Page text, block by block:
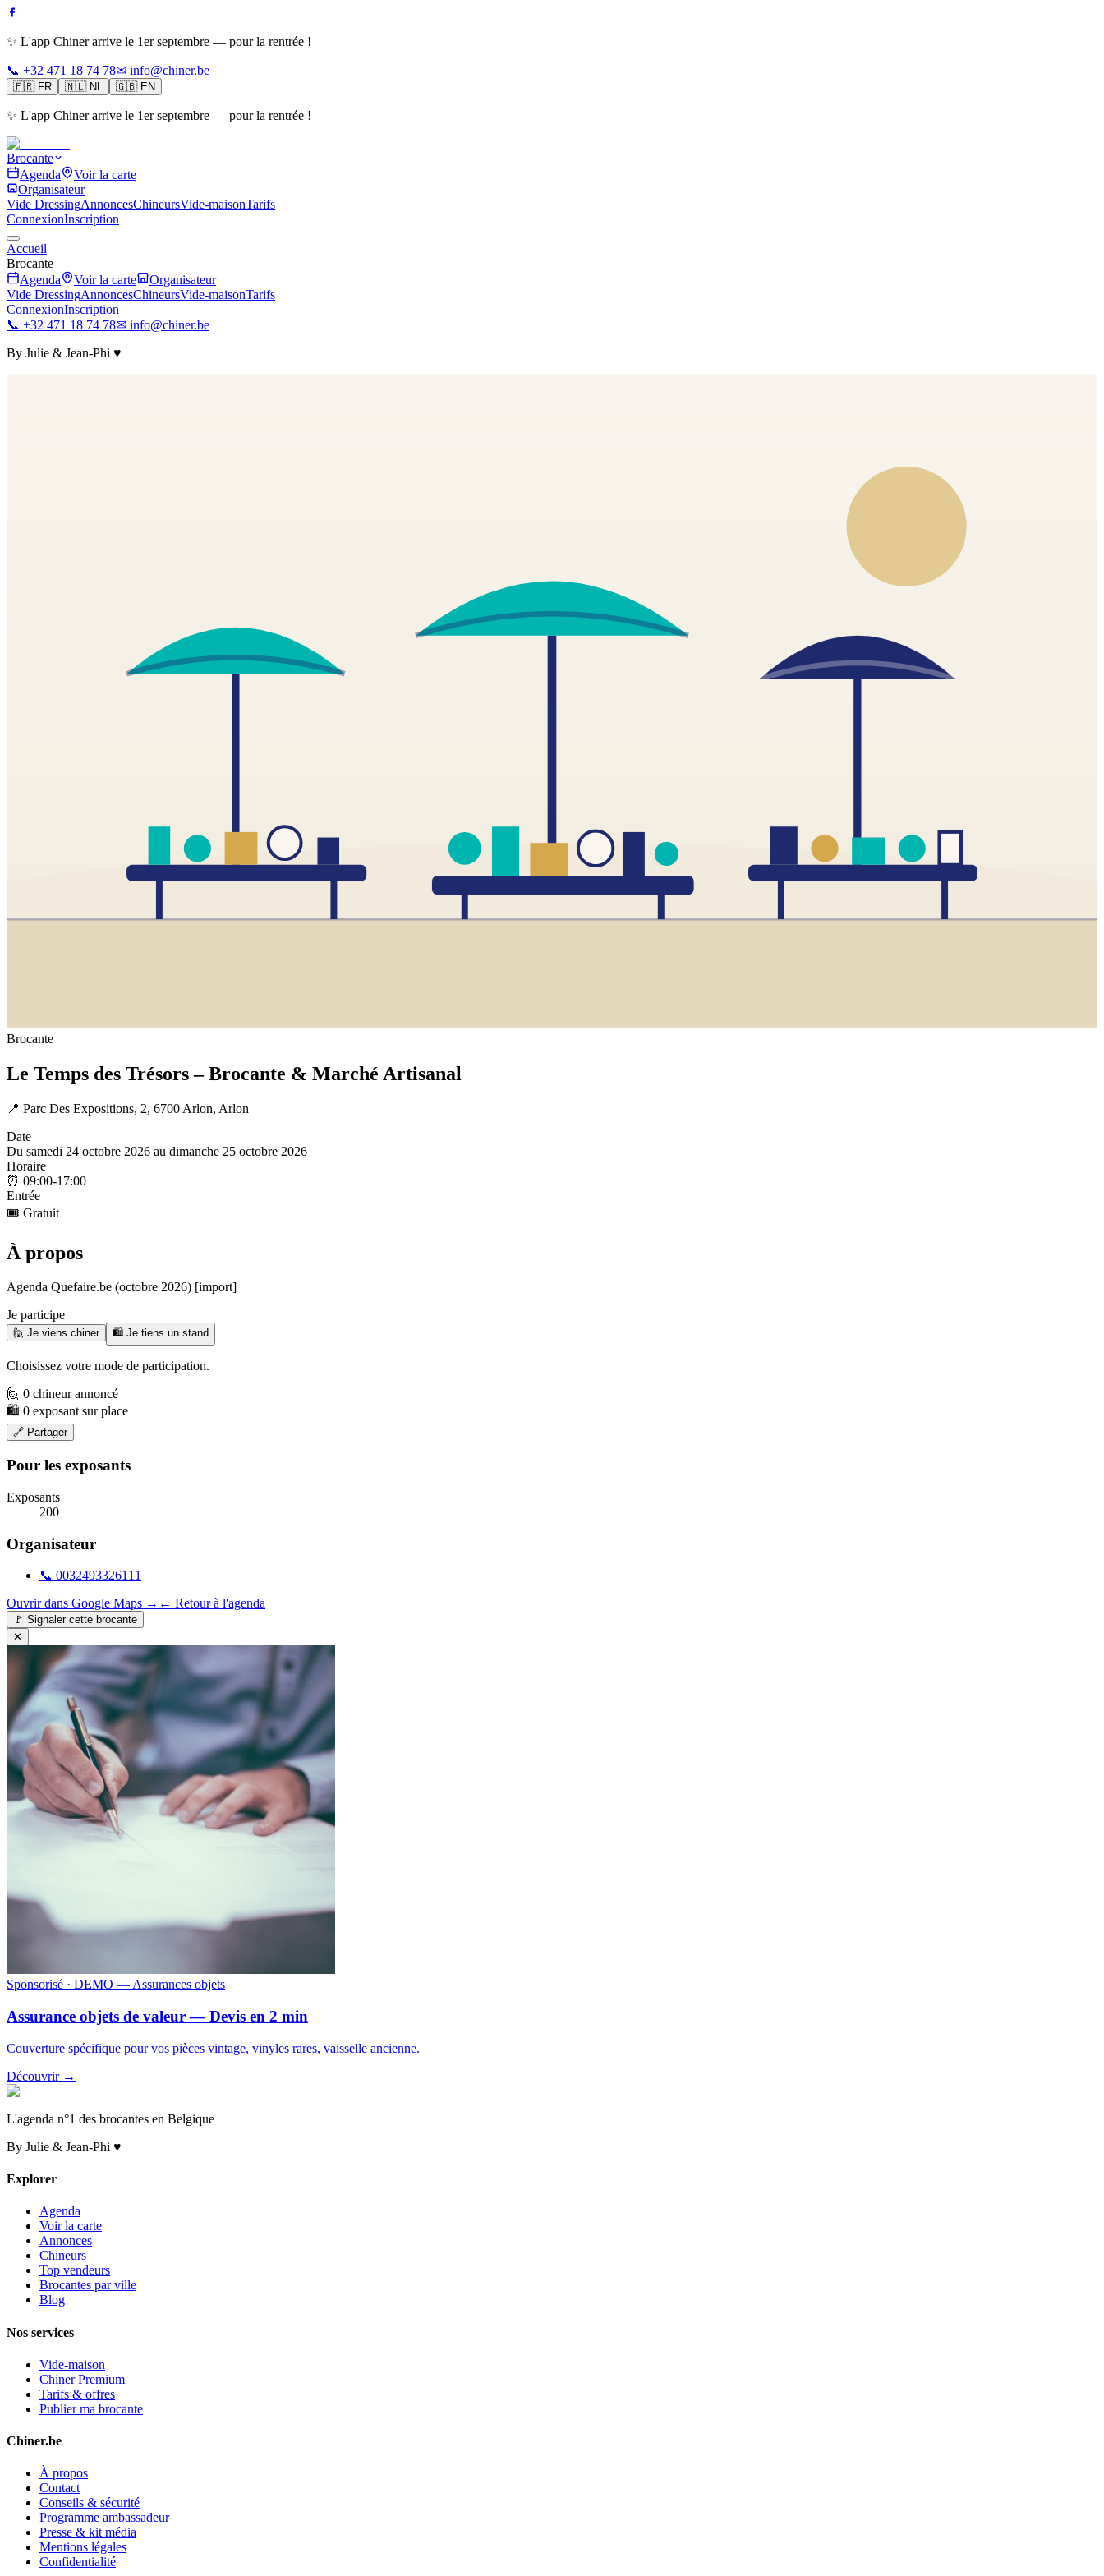
✨ L'app Chiner arrive le 1er septembre — pour la rentrée !
📞 +32 471 18 74 78✉ info@chiner.be
🇫🇷 FR 🇳🇱 NL 🇬🇧 EN
✨ L'app Chiner arrive le 1er septembre — pour la rentrée !
Brocante
Agenda
Voir la carte
Organisateur
Vide DressingAnnoncesChineursVide-maisonTarifs
ConnexionInscription
Accueil
Brocante
Agenda
Voir la carte
Organisateur
Vide DressingAnnoncesChineursVide-maisonTarifs
ConnexionInscription
📞 +32 471 18 74 78✉ info@chiner.be
By Julie & Jean-Phi ♥
Brocante
Le Temps des Trésors – Brocante & Marché Artisanal
📍 Parc Des Expositions, 2, 6700 Arlon, Arlon
Date
Du samedi 24 octobre 2026 au dimanche 25 octobre 2026
Horaire
⏰ 09:00-17:00
Entrée
🎟️ Gratuit
À propos
Agenda Quefaire.be (octobre 2026) [import]
Je participe
🙋 Je viens chiner 🛍️ Je tiens un stand
Choisissez votre mode de participation.
🙋 0 chineur annoncé
🛍️ 0 exposant sur place
🔗 Partager
Pour les exposants
Exposants
200
Organisateur
📞 0032493326111
Ouvrir dans Google Maps → ← Retour à l'agenda
🚩 Signaler cette brocante
✕
Sponsorisé · DEMO — Assurances objets
Assurance objets de valeur — Devis en 2 min
Couverture spécifique pour vos pièces vintage, vinyles rares, vaisselle ancienne.
Découvrir →
L'agenda n°1 des brocantes en Belgique
By Julie & Jean-Phi ♥
Explorer
Agenda
Voir la carte
Annonces
Chineurs
Top vendeurs
Brocantes par ville
Blog
Nos services
Vide-maison
Chiner Premium
Tarifs & offres
Publier ma brocante
Chiner.be
À propos
Contact
Conseils & sécurité
Programme ambassadeur
Presse & kit média
Mentions légales
Confidentialité